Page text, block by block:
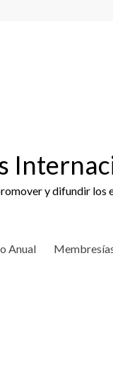
y difundir
Anual